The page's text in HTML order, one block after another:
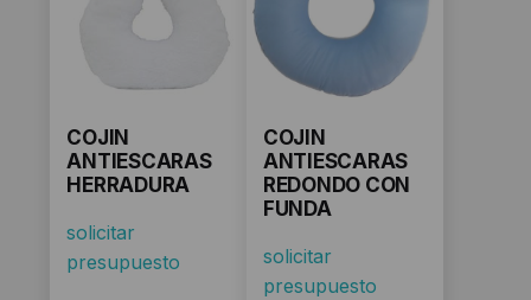
COJIN
ANTIESCARAS
HERRADURA
solicitar
presupuesto
COJIN
ANTIESCARAS
REDONDO CON
FUNDA
solicitar
presupuesto